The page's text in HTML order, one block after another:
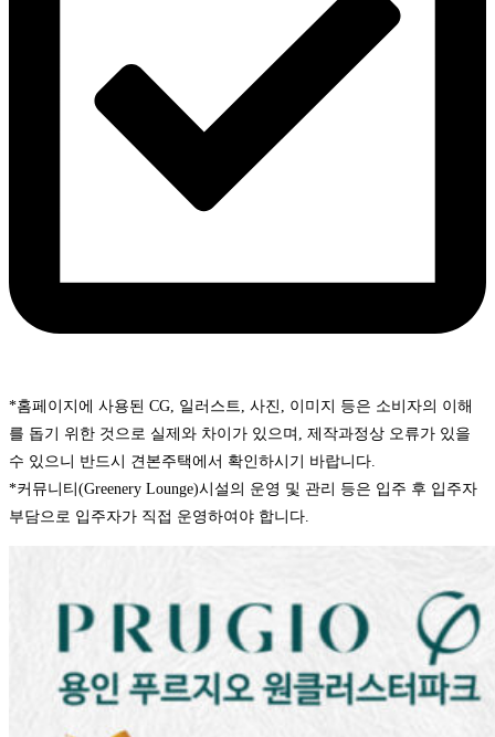
*홈페이지에 사용된 CG, 일러스트, 사진, 이미지 등은 소비자의 이해
를 돕기 위한 것으로 실제와 차이가 있으며, 제작과정상 오류가 있을
수 있으니 반드시 견본주택에서 확인하시기 바랍니다.
*커뮤니티(Greenery Lounge)시설의 운영 및 관리 등은 입주 후 입주자
부담으로 입주자가 직접 운영하여야 합니다.